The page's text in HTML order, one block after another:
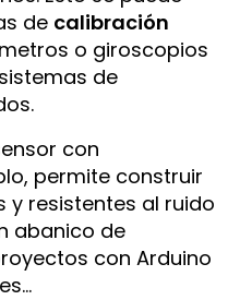
de calibración
o giroscopios
de
con
permite construir
y resistentes al ruido
abanico de
con Arduino